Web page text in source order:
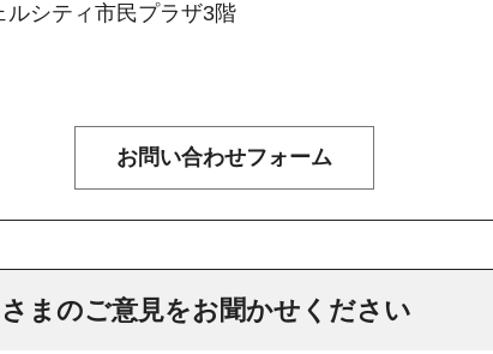
シティ市民プラザ3階
まのご意見をお聞かせください